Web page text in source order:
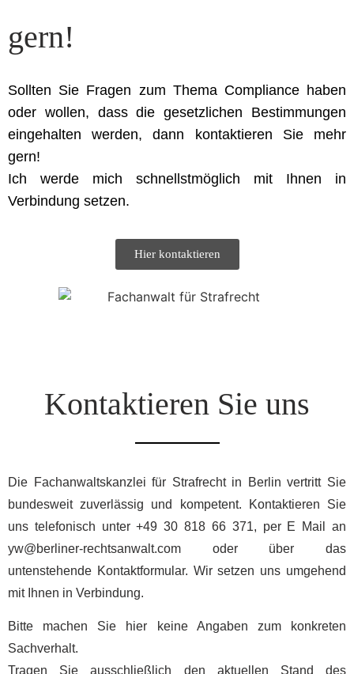
gern!
Sollten Sie Fragen zum Thema Compliance haben
oder wollen, dass die gesetzlichen Bestimmungen
eingehalten werden, dann kontaktieren Sie mehr
gern!
Ich werde mich schnellstmöglich mit Ihnen in
Verbindung setzen.
Hier kontaktieren
Kontaktieren Sie uns
Die Fachanwaltskanzlei für Strafrecht in Berlin vertritt Sie
bundesweit zuverlässig und kompetent. Kontaktieren Sie
uns telefonisch unter +49 30 818 66 371, per E Mail an
yw@berliner-rechtsanwalt.com oder über das
untenstehende Kontaktformular. Wir setzen uns umgehend
mit Ihnen in Verbindung.
Bitte machen Sie hier keine Angaben zum konkreten
Sachverhalt.
Tragen Sie ausschließlich den aktuellen Stand des